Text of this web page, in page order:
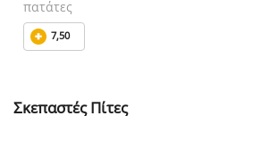
πατάτες
7,50
Σκεπαστές Πίτες